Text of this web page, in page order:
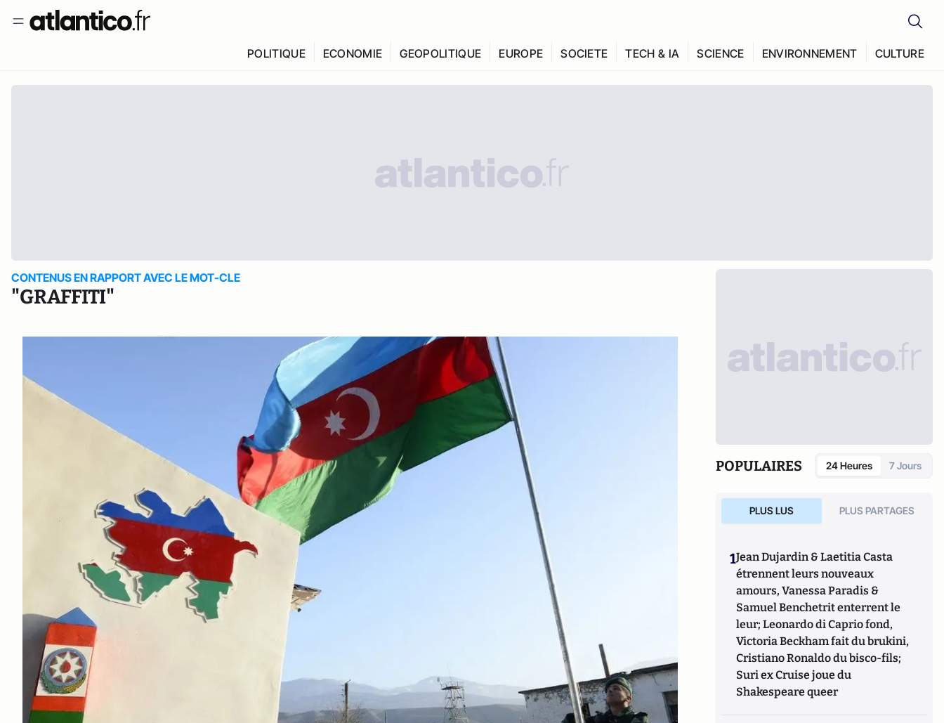
POLITIQUE ECONOMIE GEOPOLITIQUE EUROPE SOCIETE TECH & IA SCIENCE ENVIRONNEMENT CULTURE
CONTENUS EN RAPPORT AVEC LE MOT-CLE
"GRAFFITI"
POPULAIRES 24 Heures 7 Jours
PLUS LUS PLUS PARTAGES
1Jean Dujardin & Laetitia Casta
étrennent leurs nouveaux
amours, Vanessa Paradis &
Samuel Benchetrit enterrent le
leur; Leonardo di Caprio fond,
Victoria Beckham fait du brukini,
Cristiano Ronaldo du bisco-fils;
Suri ex Cruise joue du
Shakespeare queer